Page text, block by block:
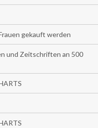
gekauft werden
und Zeitschriften an 500